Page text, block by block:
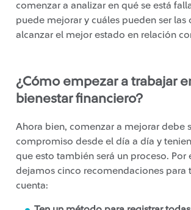
comenzar a analizar en qué se está
puede mejorar y cuáles pueden ser las
alcanzar el mejor estado en relación
¿Cómo empezar a trabajar
bienestar financiero?
Ahora bien, comenzar a mejorar debe
compromiso desde el día a día y
que esto también será un proceso. Por
dejamos cinco recomendaciones para
cuenta: